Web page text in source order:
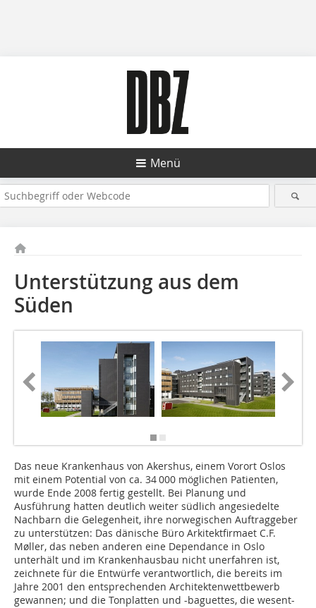
Menü
Unterstützung aus dem
Süden
Das neue Krankenhaus von Akershus, einem Vorort Oslos
mit einem Potential von ca. 34 000 möglichen Patienten,
wurde Ende 2008 fertig gestellt. Bei Planung und
Ausführung hatten deutlich weiter südlich angesiedelte
Nachbarn die Gelegenheit, ihre norwegischen Auftraggeber
zu unterstützen: Das dänische Büro Arkitektfirmaet C.F.
Møller, das neben anderen eine Dependance in Oslo
unterhält und im Kranken­hausbau nicht unerfahren ist,
zeichnete für die Entwürfe verantwortlich, die bereits im
Jahre 2001 den entsprechenden Architektenwettbewerb
gewannen; und die Tonplatten und -baguettes, die wesent-